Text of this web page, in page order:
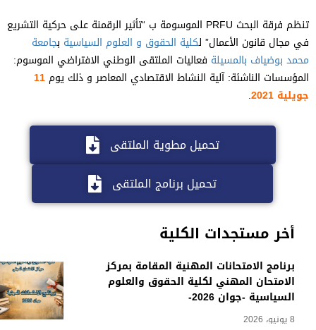
أخر مستجدات الكلية
برنامج الامتحانات المهنية المقامة بمركز
الامتحان المهني لكلية الحقوق والعلوم
السياسية -جوان 2026-
تنظم فرقة البحث PRFU الموسومة ب “تأثير الرقمنة على حركية التشريع
في مجال قانون الأعمال” ل كلية الحقوق و العلوم السياسيةب جامعة
محمد بوضياف بالمسيلةفعاليات الملتقى الوطني الافتراضي الموسوم:
المؤسسات الناشئة: آلية النشاط الاقتصادي المعاصر و ذلك يوم11
جويلية 2021
.
تحميل مطوية الملتقى
تحميل برنامج الملتقى